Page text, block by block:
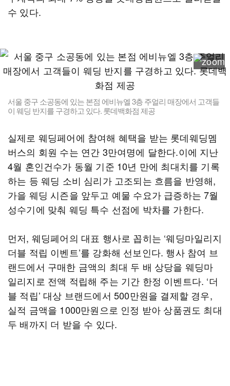
수 있다.
서울 중구 소공동에 있는 본점 에비뉴엘 3층 주얼리 매장에서 고객들
이 웨딩 반지를 구경하고 있다. 롯데백화점 제공
실제로 웨딩페어에 참여해 혜택을 받는 롯데웨딩멤
버스의 회원 수는 연간 3만여명에 달한다.이에 지난
4월 혼인건수가 동월 기준 10년 만에 최대치를 기록
하는 등 웨딩 소비 심리가 고조되는 흐름을 반영해,
가을 웨딩 시즌을 앞두고 예물 수요가 급증하는 7월
성수기에 맞춰 웨딩 특수 선점에 박차를 가한다.
먼저, 웨딩페어의 대표 행사로 꼽히는 ‘웨딩마일리지
더블 적립 이벤트’를 강화해 선보인다. 행사 참여 브
랜드에서 구매한 금액의 최대 두 배 상당을 웨딩마
일리지로 전액 적립해 주는 기간 한정 이벤트다. ‘더
블 적립’ 대상 브랜드에서 500만원을 결제할 경우,
실적 금액을 1000만원으로 인정 받아 상품권도 최대
두 배까지 더 받을 수 있다.